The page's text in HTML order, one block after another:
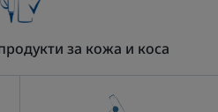
за кожа и коса